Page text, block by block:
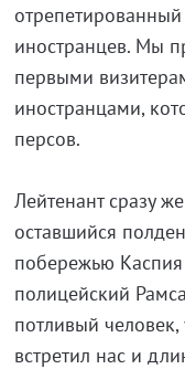
иностранцев. Мы
первыми
иностранцами,
персов.
Лейтенант сразу
оставшийся
побережью
полицейский
потливый
встретил нас и